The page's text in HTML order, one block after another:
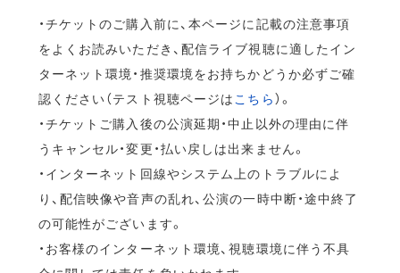
・チケットのご購入前に、本ページに記載の注意事項
をよくお読みいただき、配信ライブ視聴に適したイン
ターネット環境・推奨環境をお持ちかどうか必ずご確
認ください（テスト視聴ページは こちら）。
・チケットご購入後の公演延期・中止以外の理由に伴
うキャンセル・変更・払い戻しは出来ません。
・インターネット回線やシステム上のトラブルによ
り、配信映像や音声の乱れ、公演の一時中断・途中終了
の可能性がございます。
・お客様のインターネット環境、視聴環境に伴う不具